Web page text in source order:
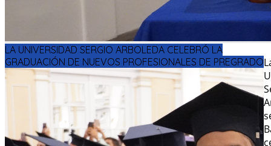
LA UNIVERSIDAD SERGIO ARBOLEDA CELEBRÓ LA
GRADUACIÓN DE NUEVOS PROFESIONALES DE PREGRADO